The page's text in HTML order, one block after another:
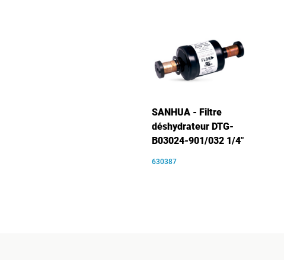
SANHUA - Filtre
déshydrateur DTG-
B03024-901/032 1/4"
630387